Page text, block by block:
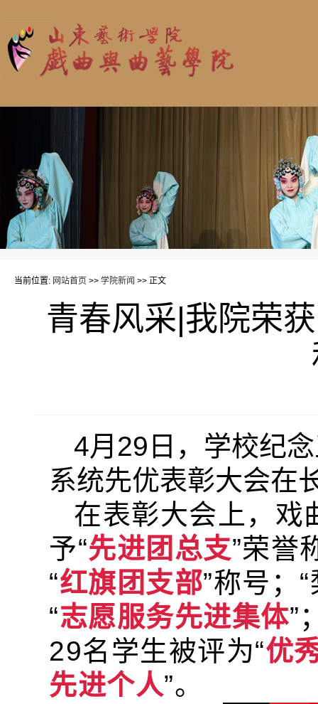
当前位置: 网站首页 >> 学院新闻 >> 正文
青春风采|我院荣
4月29日，学校纪
系统先优表彰大会在
在表彰大会上，戏
予“先进团总支”荣誉
“红旗团支部”称号；
“志愿服务先进集体”
29名学生被评为“优
先进个人”。